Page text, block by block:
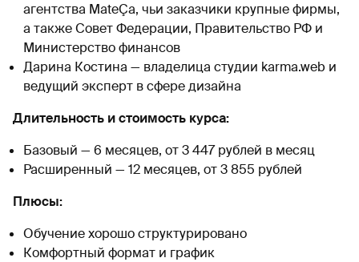
агентства MateÇa, чьи заказчики крупные фирмы,
а также Совет Федерации, Правительство РФ и
Министерство финансов
Дарина Костина — владелица студии karma.web и
ведущий эксперт в сфере дизайна
Длительность и стоимость курса:
Базовый — 6 месяцев, от 3 447 рублей в месяц
Расширенный — 12 месяцев, от 3 855 рублей
Плюсы:
Обучение хорошо структурировано
Комфортный формат и график